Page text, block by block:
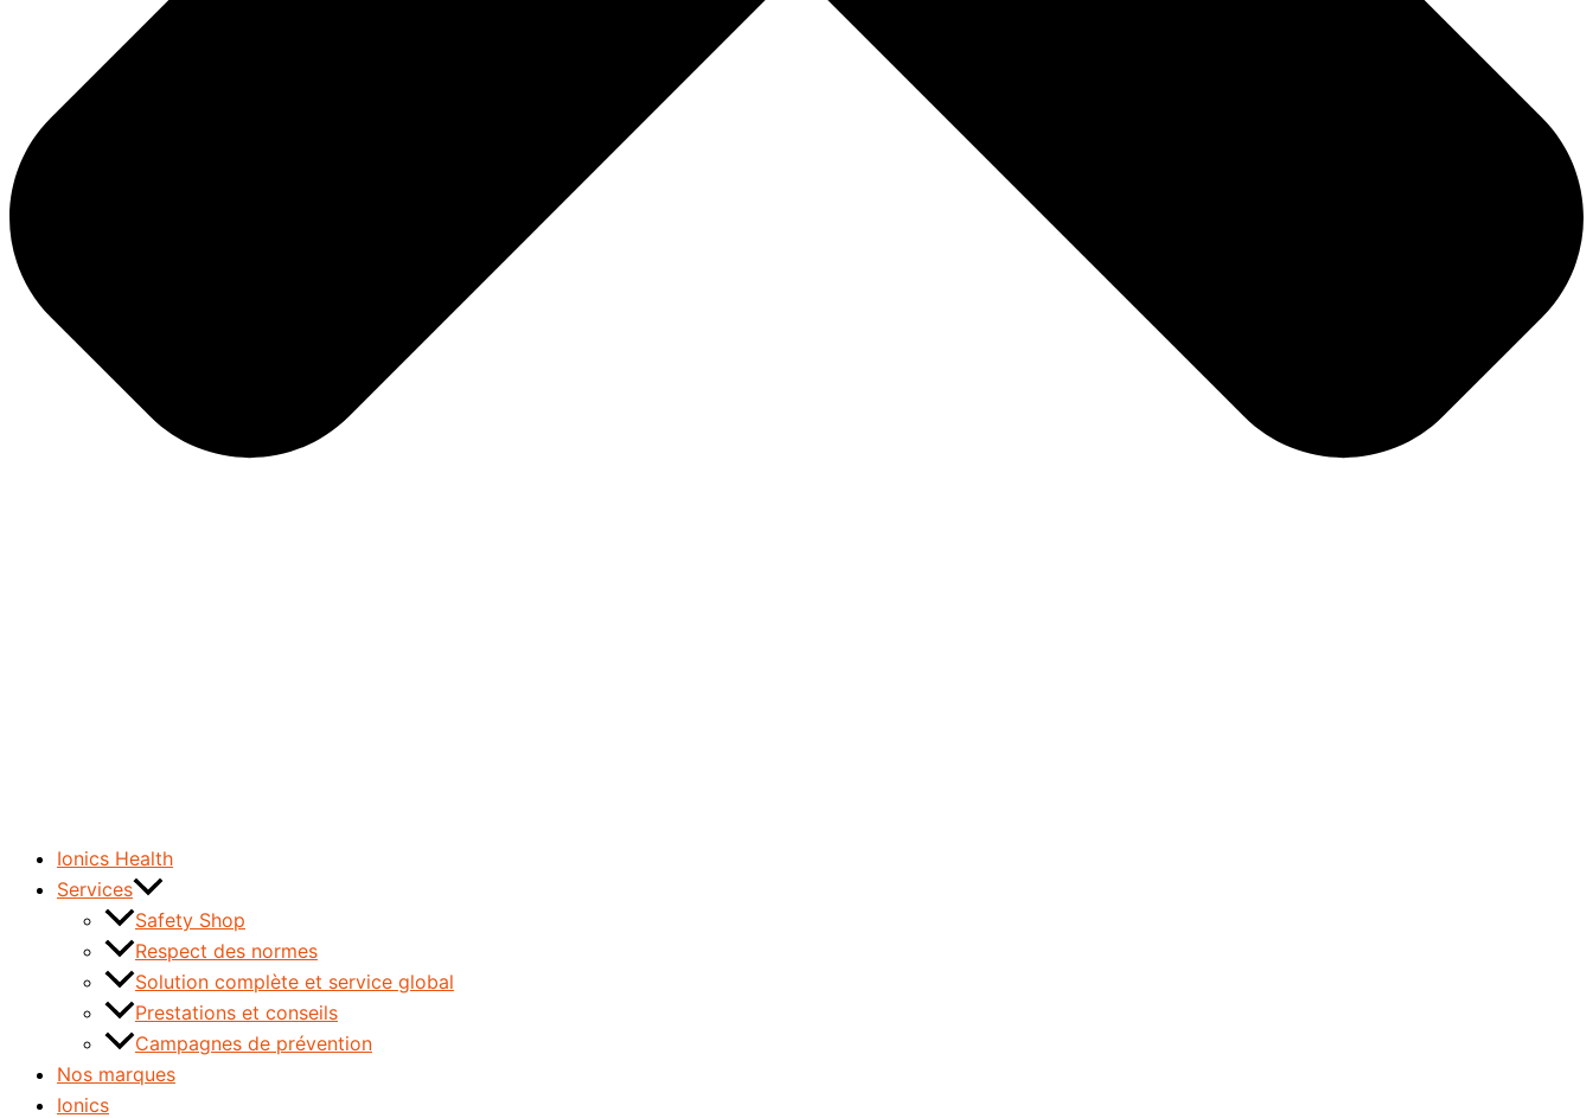
Ionics Health
Services
Safety Shop
Respect des normes
Solution complète et service global
Prestations et conseils
Campagnes de prévention
Nos marques
Ionics